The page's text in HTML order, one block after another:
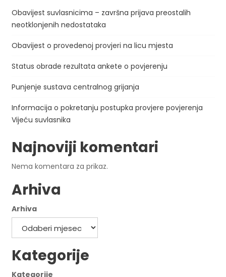
Obavijest suvlasnicima – završna prijava preostalih
neotklonjenih nedostataka
Obavijest o provedenoj provjeri na licu mjesta
Status obrade rezultata ankete o povjerenju
Punjenje sustava centralnog grijanja
Informacija o pokretanju postupka provjere povjerenja
Vijeću suvlasnika
Najnoviji komentari
Nema komentara za prikaz.
Arhiva
Arhiva
Kategorije
Kategorije